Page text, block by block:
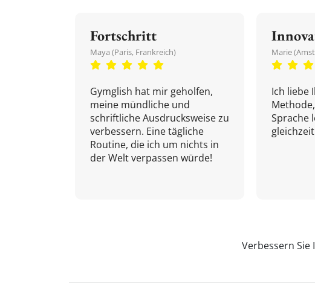
Fortschritt
Maya (Paris, Frankreich)
Gymglish hat mir geholfen,
meine mündliche und
schriftliche Ausdrucksweise zu
verbessern. Eine tägliche
Routine, die ich um nichts in
der Welt verpassen würde!
Marie
Ich liebe
Sprache
Verbessern Sie